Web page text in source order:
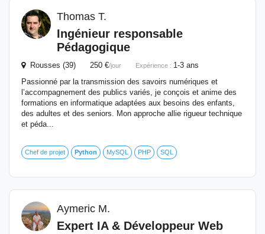
Thomas T.
Ingénieur responsable
Pédagogique
Rousses (39) 250 €/jour Expérience : 1-3 ans
Passionné par la transmission des savoirs numériques et
l’accompagnement des publics variés, je conçois et anime des
formations en informatique adaptées aux besoins des enfants,
des adultes et des seniors. Mon approche allie rigueur technique
et péda...
Chef de projet Python MySQL PHP SQL
Aymeric M.
Expert IA & Développeur Web